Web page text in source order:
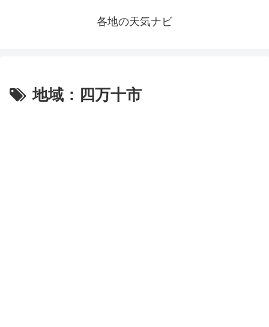
各地の天気ナビ
地域：四万十市